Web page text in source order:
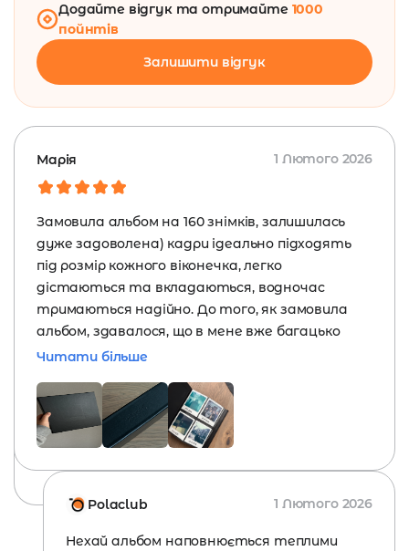
Додайте відгук та отримайте 1000
пойнтів
Залишити відгук
Марія 1 Лютого 2026
Замовила альбом на 160 знімків, залишилась
дуже задоволена) кадри ідеально підходять
під розмір кожного віконечка, легко
дістаються та вкладаються, водночас
тримаються надійно. До того, як замовила
альбом, здавалося, що в мене вже багацько
знімків, але виявилось, що ні 🙈 тепер маю ще
друзів)
Читати більше
Polaclub 1 Лютого 2026
Нехай альбом наповнюється теплими